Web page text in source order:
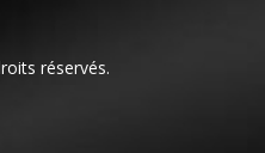
réservés.